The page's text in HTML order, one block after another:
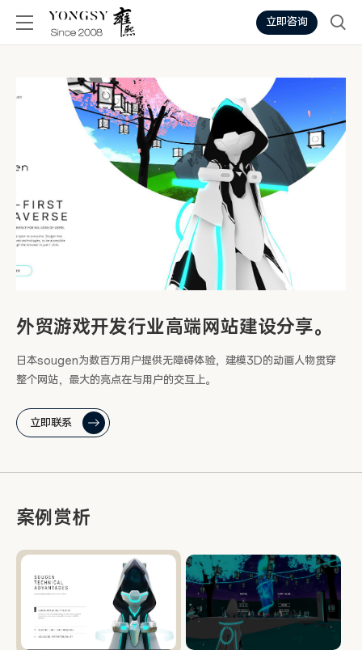
立即咨询
外贸游戏开发行业高端网站建设分享。
日本sougen为数百万用户提供无障碍体验，建模3D的动画人物贯穿
整个网站，最大的亮点在与用户的交互上。
立即联系
案例赏析